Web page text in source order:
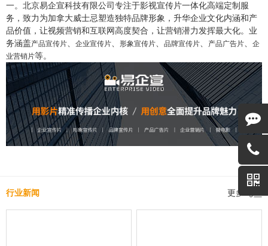
一。北京易企宣科技有限公司专注于影视宣传片一体化高端定制服
务，致力为加拿大威士忌塑造独特品牌形象，升华企业文化内涵和产
品价值，让视频营销和互联网高度契合，让营销潜力发挥最大化。业
务涵盖产品宣传片、 企业宣传片、 形象宣传片、 品牌宣传片、 产品广告片、 企
业营销片等。
行业新闻 更多